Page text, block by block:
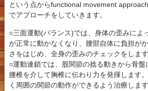
という点からfunctional movement
でアプローチをしていきます。
○三面運動(バランス)では、身体の歪みによ
が正常に動かなくなり、腰部自体に負担が
さをはじめ、全身の歪みのチェックをします
○運動連鎖では、股関節の捻る動きから骨盤
腰椎を介して胸椎に伝わり力を発揮します
く周囲の関節の動作ができるよう治療します